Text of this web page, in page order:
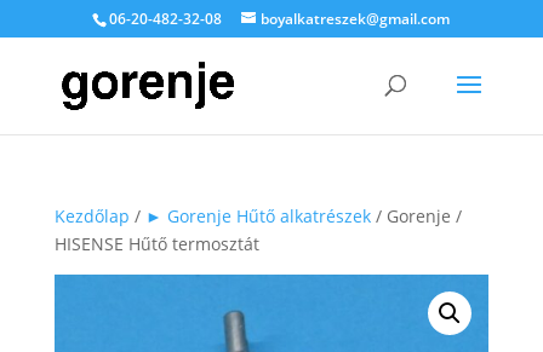
06-20-482-32-08 boyalkatreszek@gmail.com
Kezdőlap / ► Gorenje Hűtő alkatrészek/ Gorenje /
HISENSE Hűtő termosztát